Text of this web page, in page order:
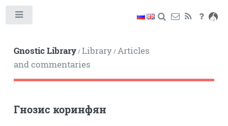
Gnostic Library/Library/Articles
and commentaries
Гнозис коринфян